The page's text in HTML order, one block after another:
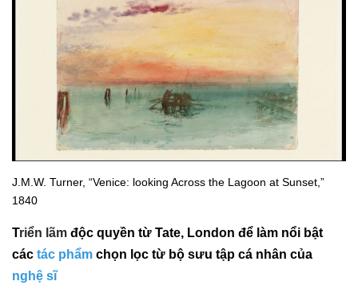
J.M.W. Turner, “Venice: looking Across the Lagoon at Sunset,”
1840
Triển lãm độc quyền từ Tate, London để làm nổi bật
các tác phẩm chọn lọc từ bộ sưu tập cá nhân của
nghệ sĩ